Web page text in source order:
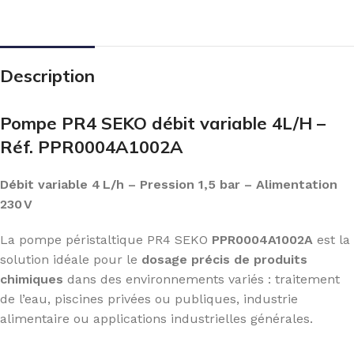
Description
Pompe PR4 SEKO débit variable 4L/H –
Réf. PPR0004A1002A
Débit variable 4 L/h – Pression 1,5 bar – Alimentation
230 V
La pompe péristaltique PR4 SEKO PPR0004A1002A est la
solution idéale pour le dosage précis de produits
chimiques dans des environnements variés : traitement
de l’eau, piscines privées ou publiques, industrie
alimentaire ou applications industrielles générales.